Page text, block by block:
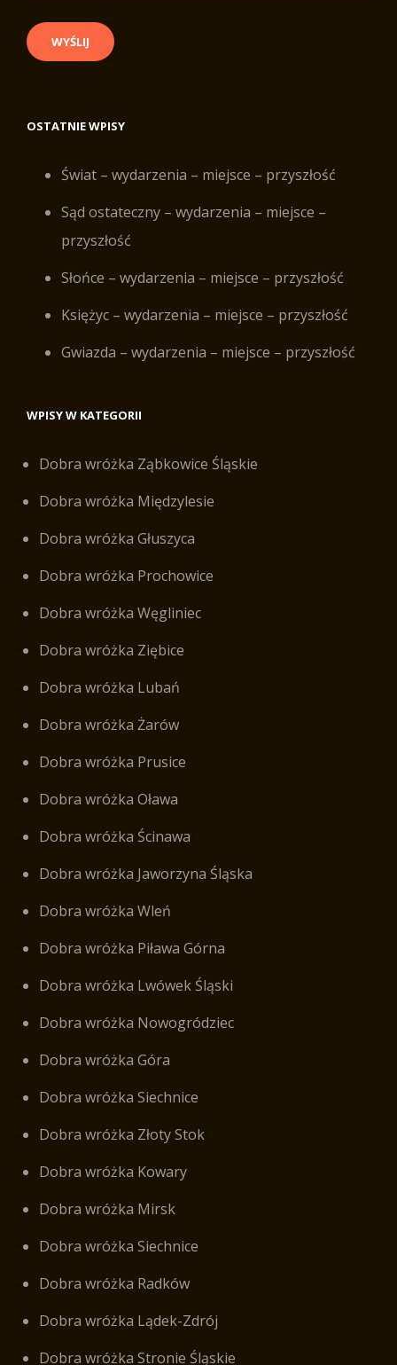
OSTATNIE WPISY
Świat – wydarzenia – miejsce – przyszłość
Sąd ostateczny – wydarzenia – miejsce –
przyszłość
Słońce – wydarzenia – miejsce – przyszłość
Księżyc – wydarzenia – miejsce – przyszłość
Gwiazda – wydarzenia – miejsce – przyszłość
WPISY W KATEGORII
Dobra wróżka Ząbkowice Śląskie
Dobra wróżka Międzylesie
Dobra wróżka Głuszyca
Dobra wróżka Prochowice
Dobra wróżka Węgliniec
Dobra wróżka Ziębice
Dobra wróżka Lubań
Dobra wróżka Żarów
Dobra wróżka Prusice
Dobra wróżka Oława
Dobra wróżka Ścinawa
Dobra wróżka Jaworzyna Śląska
Dobra wróżka Wleń
Dobra wróżka Piława Górna
Dobra wróżka Lwówek Śląski
Dobra wróżka Nowogródziec
Dobra wróżka Góra
Dobra wróżka Siechnice
Dobra wróżka Złoty Stok
Dobra wróżka Kowary
Dobra wróżka Mirsk
Dobra wróżka Siechnice
Dobra wróżka Radków
Dobra wróżka Lądek-Zdrój
Dobra wróżka Stronie Śląskie